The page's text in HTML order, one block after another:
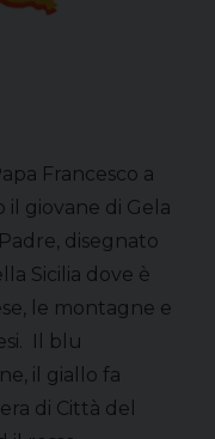
Francesco a
il giovane di Gela
disegnato
Sicilia dove è
le montagne e
Il blu
il giallo fa
di Città del